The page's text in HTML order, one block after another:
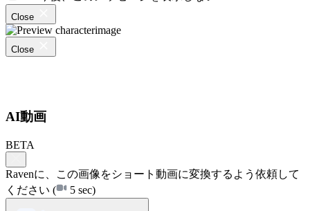
Close
Close
AI動画
BETA
Ravenに、この画像をショート動画に変換するよう依頼して
ください ( 5 sec)